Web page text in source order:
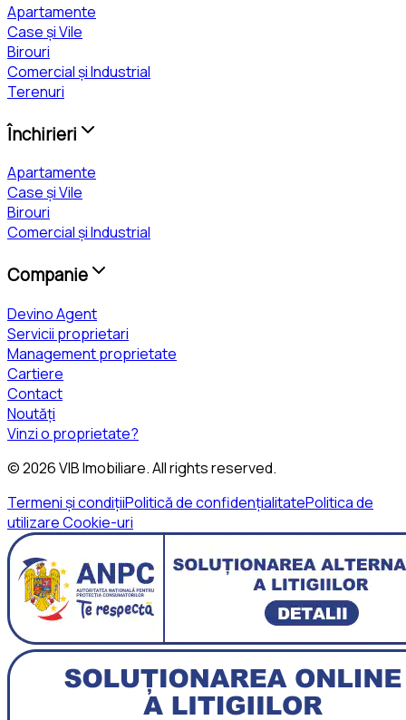
Apartamente
Case și Vile
Birouri
Comercial și Industrial
Terenuri
Închirieri
Apartamente
Case și Vile
Birouri
Comercial și Industrial
Companie
Devino Agent
Servicii proprietari
Management proprietate
Cartiere
Contact
Noutăți
Vinzi o proprietate?
©2026VIB Imobiliare. All rights reserved.
Termeni și condițiiPolitică de confidențialitatePolitica de
utilizare Cookie-uri